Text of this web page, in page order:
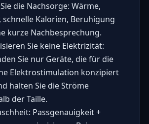
die Nachsorge: Wärme,
schnelle Kalorien, Beruhigung
kurze Nachbesprechung.
Sie keine Elektrizität:
Sie nur Geräte, die für die
Elektrostimulation konzipiert
halten Sie die Ströme
der Taille.
Passgenauigkeit +